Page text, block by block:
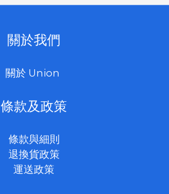
關於我們
關於 Union
條款及政策
條款與細則
退換貨政策
運送政策